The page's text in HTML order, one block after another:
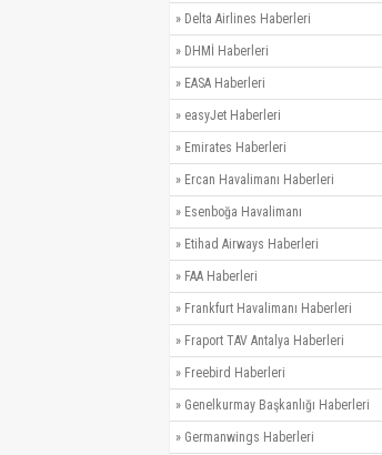
» Delta Airlines Haberleri
» DHMİ Haberleri
» EASA Haberleri
» easyJet Haberleri
» Emirates Haberleri
» Ercan Havalimanı Haberleri
» Esenboğa Havalimanı
» Etihad Airways Haberleri
» FAA Haberleri
» Frankfurt Havalimanı Haberleri
» Fraport TAV Antalya Haberleri
» Freebird Haberleri
» Genelkurmay Başkanlığı Haberleri
» Germanwings Haberleri